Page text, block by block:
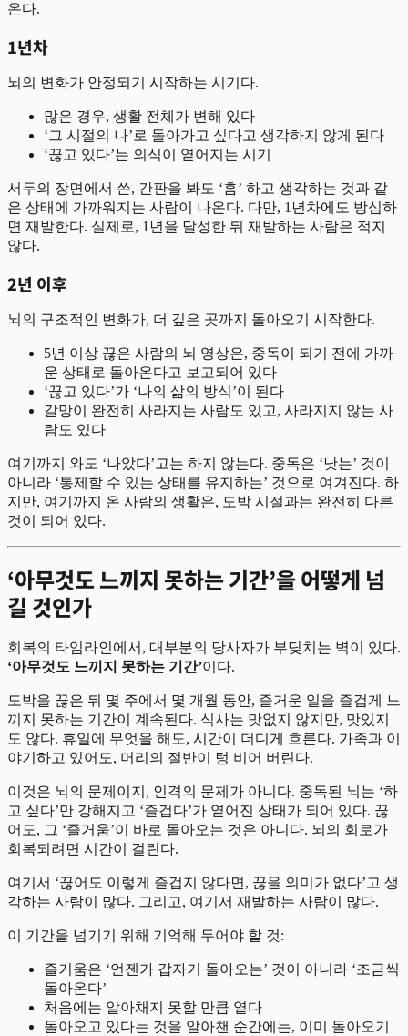
온다.
1년차
뇌의 변화가 안정되기 시작하는 시기다.
많은 경우, 생활 전체가 변해 있다
‘그 시절의 나’로 돌아가고 싶다고 생각하지 않게 된다
‘끊고 있다’는 의식이 옅어지는 시기
서두의 장면에서 쓴, 간판을 봐도 ‘흠’ 하고 생각하는 것과 같
은 상태에 가까워지는 사람이 나온다. 다만, 1년차에도 방심하
면 재발한다. 실제로, 1년을 달성한 뒤 재발하는 사람은 적지
않다.
2년 이후
뇌의 구조적인 변화가, 더 깊은 곳까지 돌아오기 시작한다.
5년 이상 끊은 사람의 뇌 영상은, 중독이 되기 전에 가까
운 상태로 돌아온다고 보고되어 있다
‘끊고 있다’가 ‘나의 삶의 방식’이 된다
갈망이 완전히 사라지는 사람도 있고, 사라지지 않는 사
람도 있다
여기까지 와도 ‘나았다’고는 하지 않는다. 중독은 ‘낫는’ 것이
아니라 ‘통제할 수 있는 상태를 유지하는’ 것으로 여겨진다. 하
지만, 여기까지 온 사람의 생활은, 도박 시절과는 완전히 다른
것이 되어 있다.
‘아무것도 느끼지 못하는 기간’을 어떻게 넘
길 것인가
회복의 타임라인에서, 대부분의 당사자가 부딪치는 벽이 있다.
‘아무것도 느끼지 못하는 기간’이다.
도박을 끊은 뒤 몇 주에서 몇 개월 동안, 즐거운 일을 즐겁게 느
끼지 못하는 기간이 계속된다. 식사는 맛없지 않지만, 맛있지
도 않다. 휴일에 무엇을 해도, 시간이 더디게 흐른다. 가족과 이
야기하고 있어도, 머리의 절반이 텅 비어 버린다.
이것은 뇌의 문제이지, 인격의 문제가 아니다. 중독된 뇌는 ‘하
고 싶다’만 강해지고 ‘즐겁다’가 옅어진 상태가 되어 있다. 끊
어도, 그 ‘즐거움’이 바로 돌아오는 것은 아니다. 뇌의 회로가
회복되려면 시간이 걸린다.
여기서 ‘끊어도 이렇게 즐겁지 않다면, 끊을 의미가 없다’고 생
각하는 사람이 많다. 그리고, 여기서 재발하는 사람이 많다.
이 기간을 넘기기 위해 기억해 두어야 할 것:
즐거움은 ‘언젠가 갑자기 돌아오는’ 것이 아니라 ‘조금씩
돌아온다’
처음에는 알아채지 못할 만큼 옅다
돌아오고 있다는 것을 알아챈 순간에는, 이미 돌아오기